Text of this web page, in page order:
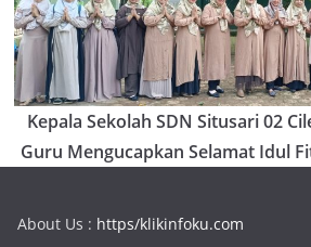
Kepala Sekolah SDN Situsari 02
Guru Mengucapkan Selamat Idul
About Us : https/klikinfoku.com